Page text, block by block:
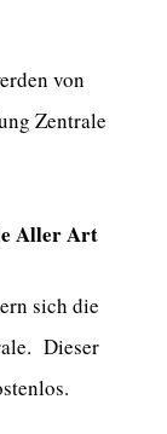
von
Zentrale
Aller Art
sich die
Dieser